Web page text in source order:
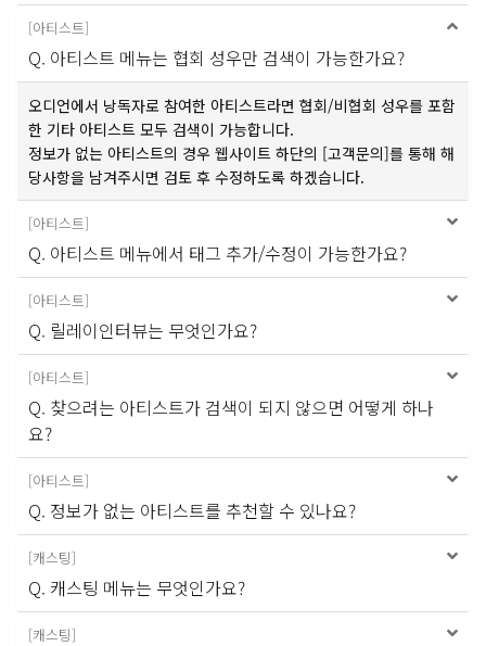
[아티스트]
Q. 아티스트 메뉴는 협회 성우만 검색이 가능한가요?
오디언에서 낭독자로 참여한 아티스트라면 협회/비협회 성우를 포함
한 기타 아티스트 모두 검색이 가능합니다.
정보가 없는 아티스트의 경우 웹사이트 하단의 [고객문의]를 통해 해
당사항을 남겨주시면 검토 후 수정하도록 하겠습니다.
[아티스트]
Q. 아티스트 메뉴에서 태그 추가/수정이 가능한가요?
[아티스트]
Q. 릴레이인터뷰는 무엇인가요?
[아티스트]
Q. 찾으려는 아티스트가 검색이 되지 않으면 어떻게 하나
요?
[아티스트]
Q. 정보가 없는 아티스트를 추천할 수 있나요?
[캐스팅]
Q. 캐스팅 메뉴는 무엇인가요?
[캐스팅]